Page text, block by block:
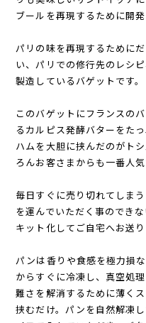
ブールを再現するために開発
パリの味を再現するために
い、パリでの修行先のレシ
製造しているバゲットです。
このバゲットにフランスの
るカルピス発酵バターをた
ハムを大胆に挟んだのがト
ろんお客さまからも一番人気
毎日すぐに売り切れてしま
を運んでいただく事のでき
キット化してご自宅へお送り
パンは香りや食感を極力損
からすぐに冷凍し、真空処
難さを解消するために薄く
挟むだけ。パンを自然解凍